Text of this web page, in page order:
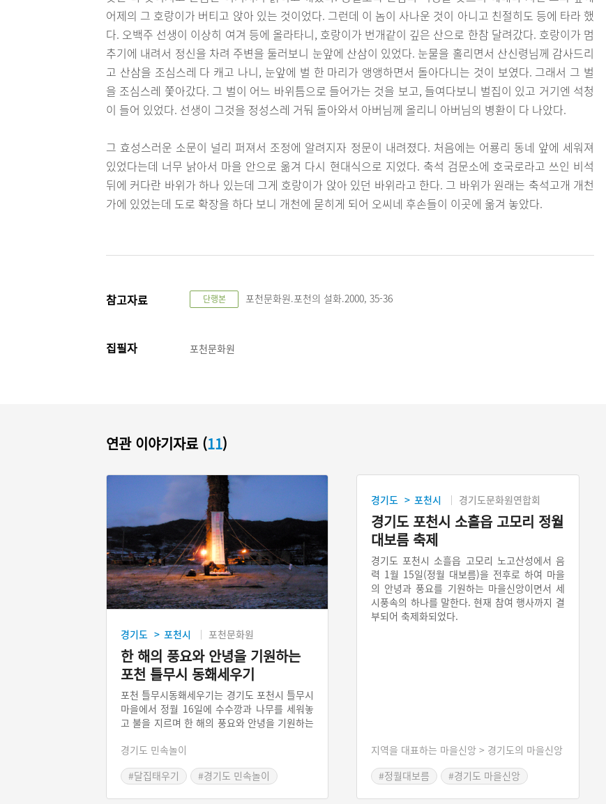
어제의 그 호랑이가 버티고 앉아 있는 것이었다. 그런데 이 놈이 사나운 것이 아니고 친절히도 등에 타라 했
다. 오백주 선생이 이상히 여겨 등에 올라타니, 호랑이가 번개같이 깊은 산으로 한참 달려갔다. 호랑이가 멈
추기에 내려서 정신을 차려 주변을 둘러보니 눈앞에 산삼이 있었다. 눈물을 홀리면서 산신령님께 감사드리
고 산삼을 조심스레 다 캐고 나니, 눈앞에 벌 한 마리가 앵앵하면서 돌아다니는 것이 보였다. 그래서 그 벌
을 조심스레 쫓아갔다. 그 벌이 어느 바위틈으로 들어가는 것을 보고, 들여다보니 벌집이 있고 거기엔 석청
이 들어 있었다. 선생이 그것을 정성스레 거둬 돌아와서 아버님께 올리니 아버님의 병환이 다 나았다.
그 효성스러운 소문이 널리 퍼져서 조정에 알려지자 정문이 내려졌다. 처음에는 어룡리 동네 앞에 세워져
있었다는데 너무 낡아서 마을 안으로 옮겨 다시 현대식으로 지었다. 축석 검문소에 호국로라고 쓰인 비석
뒤에 커다란 바위가 하나 있는데 그게 호랑이가 앉아 있던 바위라고 한다. 그 바위가 원래는 축석고개 개천
가에 있었는데 도로 확장을 하다 보니 개천에 묻히게 되어 오씨네 후손들이 이곳에 옮겨 놓았다.
참고자료 단행본 포천문화원.포천의 설화.2000, 35-36
집필자 포천문화원
연관 이야기자료 (11)
경기도 > 포천시 포천문화원
한 해의 풍요와 안녕을 기원하는
포천 틀무시 동홰세우기
포천 틀무시동홰세우기는 경기도 포천시 틀무시
마을에서 정월 16일에 수수깡과 나무를 세워놓
고 불을 지르며 한 해의 풍요와 안녕을 기원하는
참여하는 집단놀이 형태로 정월대보름 세시놀이
의 성격을 지닌다. 현재도 마을 단위로 전승이
지속되고 있으며, 마을에서는 예부터 ‘동홰세운
경기도 민속놀이
#달집태우기
#경기도 민속놀이
경기도 > 포천시 경기도문화원연합회
경기도 포천시 소흘읍 고모리 정월
대보름 축제
경기도 포천시 소흘읍 고모리 노고산성에서 음
력 1월 15일(정월 대보름)을 전후로 하여 마을
의 안녕과 풍요를 기원하는 마을신앙이면서 세
시풍속의 하나를 말한다. 현재 참여 행사까지 결
부되어 축제화되었다.
지역을 대표하는 마을신앙 > 경기도의 마을신앙
#정월대보름
#경기도 마을신앙